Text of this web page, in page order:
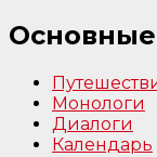
Монологи
Диалоги
Календарь